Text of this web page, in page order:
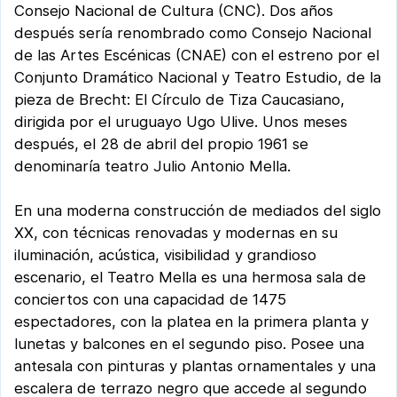
Consejo Nacional de Cultura (CNC). Dos años
después sería renombrado como Consejo Nacional
de las Artes Escénicas (CNAE) con el estreno por el
Conjunto Dramático Nacional y Teatro Estudio, de la
pieza de Brecht: El Círculo de Tiza Caucasiano,
dirigida por el uruguayo Ugo Ulive. Unos meses
después, el 28 de abril del propio 1961 se
denominaría teatro Julio Antonio Mella.
En una moderna construcción de mediados del siglo
XX, con técnicas renovadas y modernas en su
iluminación, acústica, visibilidad y grandioso
escenario, el Teatro Mella es una hermosa sala de
conciertos con una capacidad de 1475
espectadores, con la platea en la primera planta y
lunetas y balcones en el segundo piso. Posee una
antesala con pinturas y plantas ornamentales y una
escalera de terrazo negro que accede al segundo